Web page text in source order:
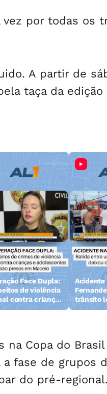
por todas os
A partir de
taça da edição
Face Dupla:
de violência
contra crianças
são
Acidente
trânsito
na Copa do
fase de grupos
do pré-regional.